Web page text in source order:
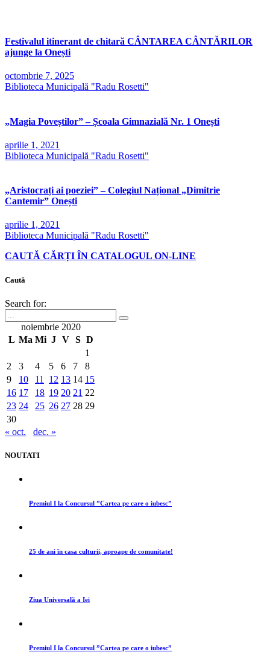
Festivalul itinerant de chitară CÂNTAREA CÂNTĂRILOR
ajunge la Onești
octombrie 7, 2025
Biblioteca Municipală "Radu Rosetti"
„Magia Poveștilor” – Școala Gimnazială Nr. 1 Onești
aprilie 1, 2021
Biblioteca Municipală "Radu Rosetti"
„Aristocrați ai poeziei” – Colegiul Național „Dimitrie
Cantemir” Onești
aprilie 1, 2021
Biblioteca Municipală "Radu Rosetti"
CAUTĂ CĂRȚI ÎN CATALOGUL ON-LINE
Caută
Search for:
noiembrie 2020
L Ma Mi J V S D
1
2
3 4 5 6 7
8
9
10 11 12 13 14 15
16 17 18 19 20 21 22
23 24 25 26 27 28 29
30
« oct.
dec. »
NOUTATI
Premiul I la Concursul ”Cartea pe care o iubesc”
25 de ani în casa culturii, aproape de comunitate!
Ziua Universală a Iei
Premiul I la Concursul ”Cartea pe care o iubesc”